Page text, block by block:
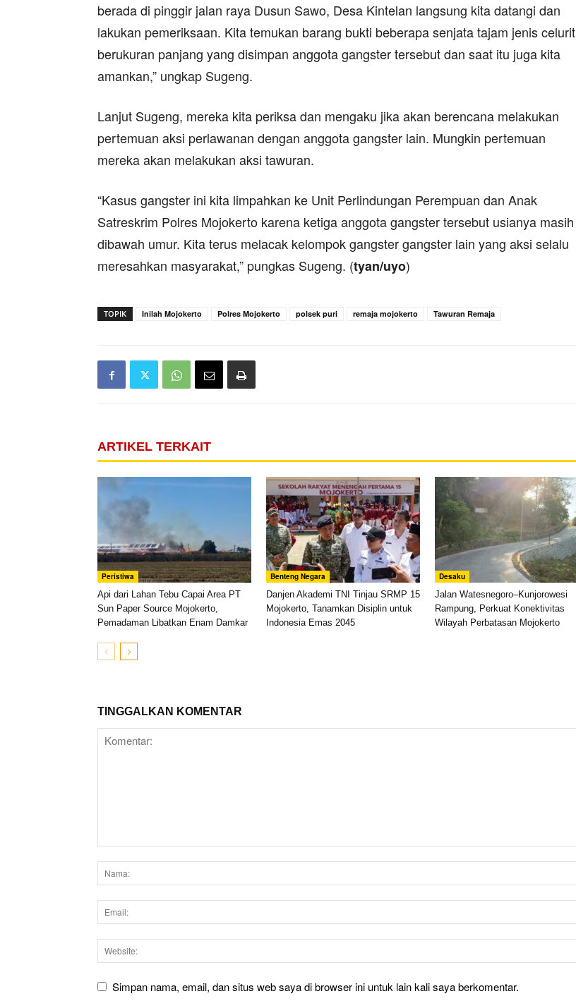
berada di pinggir jalan raya Dusun Sawo, Desa Kintelan langsung kita datangi dan
lakukan pemeriksaan. Kita temukan barang bukti beberapa senjata tajam jenis celurit
berukuran panjang yang disimpan anggota gangster tersebut dan saat itu juga kita
amankan,” ungkap Sugeng.
Lanjut Sugeng, mereka kita periksa dan mengaku jika akan berencana melakukan
pertemuan aksi perlawanan dengan anggota gangster lain. Mungkin pertemuan
mereka akan melakukan aksi tawuran.
“Kasus gangster ini kita limpahkan ke Unit Perlindungan Perempuan dan Anak
Satreskrim Polres Mojokerto karena ketiga anggota gangster tersebut usianya masih
dibawah umur. Kita terus melacak kelompok gangster gangster lain yang aksi selalu
meresahkan masyarakat,” pungkas Sugeng. (tyan/uyo)
TOPIK Inilah Mojokerto Polres Mojokerto polsek puri remaja mojokerto Tawuran Remaja
ARTIKEL TERKAIT
Peristiwa
Api dari Lahan Tebu Capai Area PT
Sun Paper Source Mojokerto,
Pemadaman Libatkan Enam Damkar
Benteng Negara
Danjen Akademi TNI Tinjau SRMP 15
Mojokerto, Tanamkan Disiplin untuk
Indonesia Emas 2045
Desaku
Jalan Watesnegoro–Kunjorowesi
Rampung, Perkuat Konektivitas
Wilayah Perbatasan Mojokerto
TINGGALKAN KOMENTAR
Simpan nama, email, dan situs web saya di browser ini untuk lain kali saya berkomentar.